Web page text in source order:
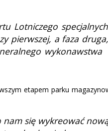
Lotniczego
pierwszej, a faza
wykonawstwa
etapem parku
się wykreować